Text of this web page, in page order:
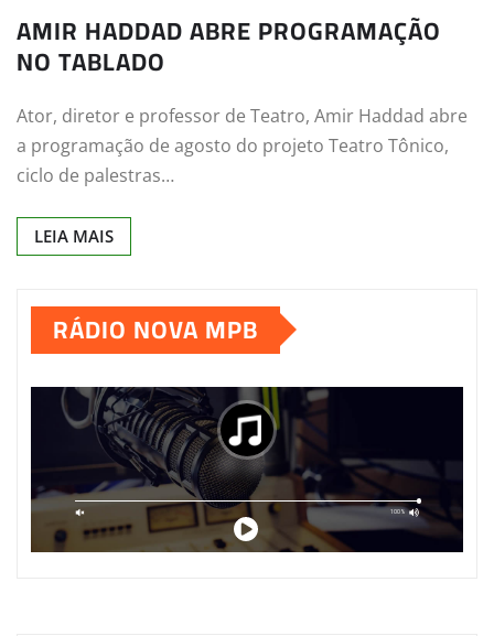
AMIR HADDAD ABRE PROGRAMAÇÃO
NO TABLADO
Ator, diretor e professor de Teatro, Amir Haddad abre
a programação de agosto do projeto Teatro Tônico,
ciclo de palestras…
LEIA MAIS
RÁDIO NOVA MPB